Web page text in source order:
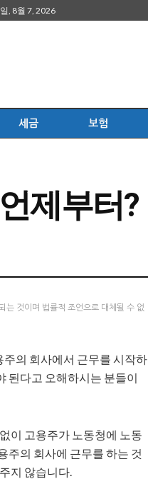
, 8월 7, 2026
세금 보험
제부터?
는 것이며 법률적 조언으로 대체될 수 없
의 회사에서 근무를 시작하
된다고 오해하시는 분들이
이 고용주가 노동청에 노동
주의 회사에 근무를 하는 것
지 않습니다.